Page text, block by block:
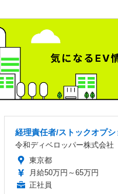
経理責任者/ストックオプ
令和ディベロッパー株式会社
東京都
月給50万円～65万円
正社員